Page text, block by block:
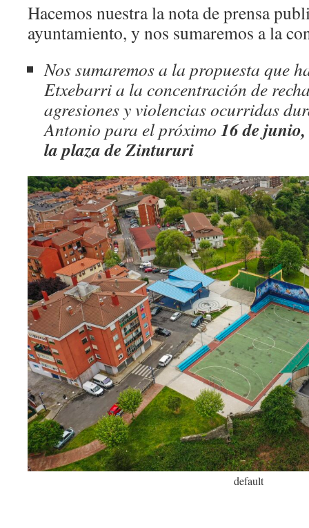
Hacemos nuestra la nota de prensa
ayuntamiento, y nos sumaremos a la
Nos sumaremos a la propuesta que
Etxebarri a la concentración de
agresiones y violencias ocurridas
Antonio para el próximo 16 de
la plaza de Zintururi
default